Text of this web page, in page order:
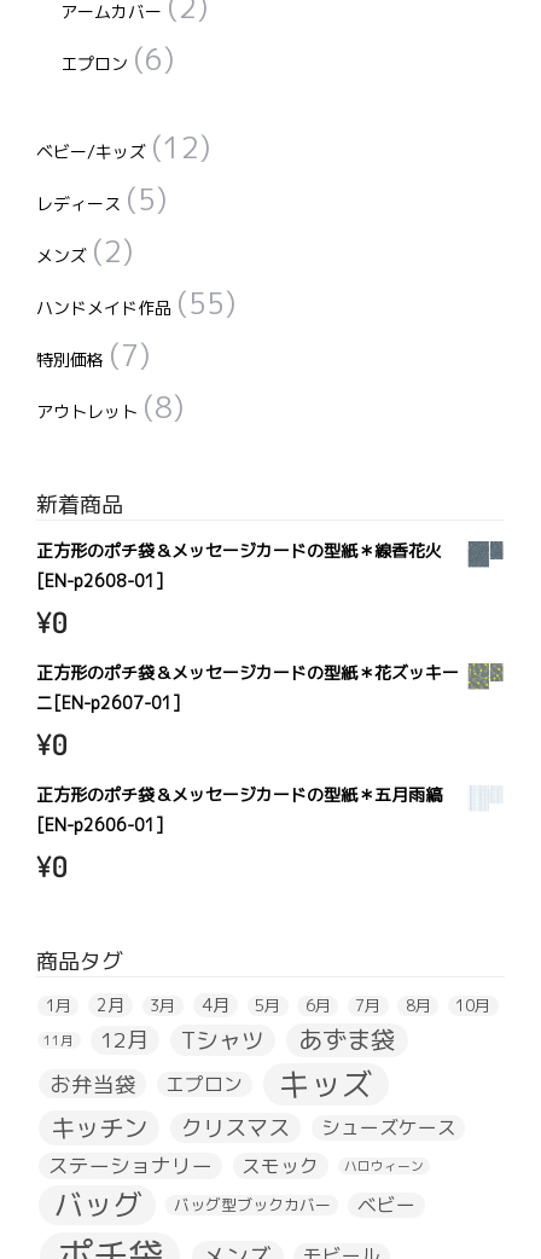
アームカバー
エプロン (6)
ベビー/キッズ (12)
レディース (5)
メンズ (2)
ハンドメイド作品 (55)
特別価格 (7)
アウトレット (8)
新着商品
正方形のポチ袋＆メッセージカードの型紙＊線香花火
[EN-p2608-01]
¥0
正方形のポチ袋＆メッセージカードの型紙＊花ズッキー
ニ[EN-p2607-01]
¥0
正方形のポチ袋＆メッセージカードの型紙＊五月雨縞
[EN-p2606-01]
¥0
商品タグ
1月 2月 3月 4月 5月 6月 7月 8月 10月
11月 12月 Tシャツ あずま袋
お弁当袋 エプロン キッズ
キッチン クリスマス シューズケース
ステーショナリー スモック ハロウィーン
バッグ バッグ型ブックカバー ベビー